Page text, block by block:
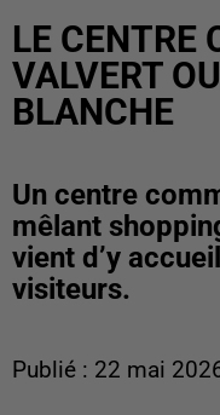
LE CENTRE
VALVERT
BLANCHE
Un centre
mêlant
vient d’y
visiteurs.
Publié : 22 mai